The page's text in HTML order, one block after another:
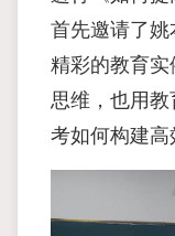
首先邀请了姚
精彩的教育
思维，也用
考如何构建高